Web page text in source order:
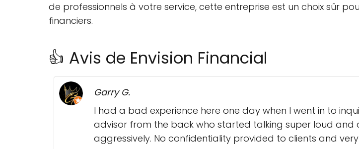
de professionnels à votre service, cette entreprise est un choix sûr
financiers.
👍 Avis de Envision Financial
Garry G.
I had a bad experience here one day when I went in to
advisor from the back who started talking super loud and
aggressively. No confidentiality provided to clients and